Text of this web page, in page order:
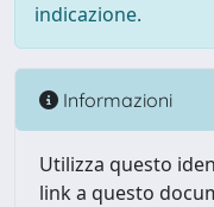
indicazione.
Informazioni
Utilizza questo
link a questo